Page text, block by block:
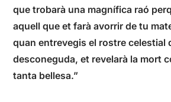
que trobarà una magnífica raó
aquell que et farà avorrir de tu
quan entrevegis el rostre celestial
desconeguda, et revelarà la mort
tanta bellesa.”